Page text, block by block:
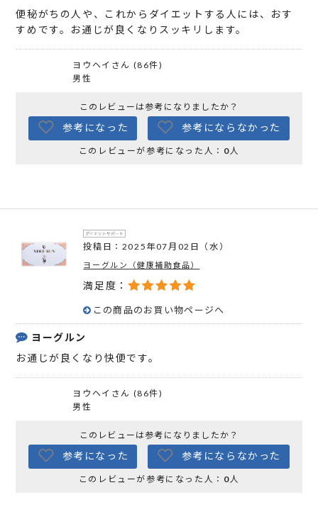
便秘がちの人や、これからダイエットする人には、おす
すめです。お通じが良くなりスッキリします。
ヨウヘイさん (86件)
男性
このレビューは参考になりましたか？
参考になった
参考にならなかった
このレビューが参考になった人： 0人
投稿日：2025年07月02日（水）
ヨーグルン（健康補助食品）
満足度：
この商品のお買い物ページへ
ヨーグルン
お通じが良くなり快便です。
ヨウヘイさん (86件)
男性
このレビューは参考になりましたか？
参考になった
参考にならなかった
このレビューが参考になった人： 0人